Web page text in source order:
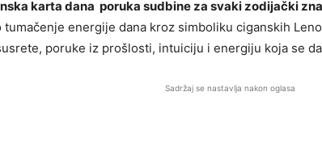
karta dana poruka sudbine za svaki zodijački
energije dana kroz simboliku ciganskih
poruke iz prošlosti, intuiciju i energiju koja se
Sadržaj se nastavlja nakon oglasa